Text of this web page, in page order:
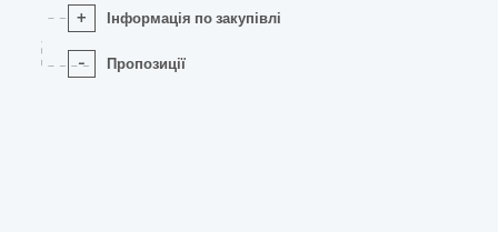
+ Інформація по закупівлі
- Пропозиції